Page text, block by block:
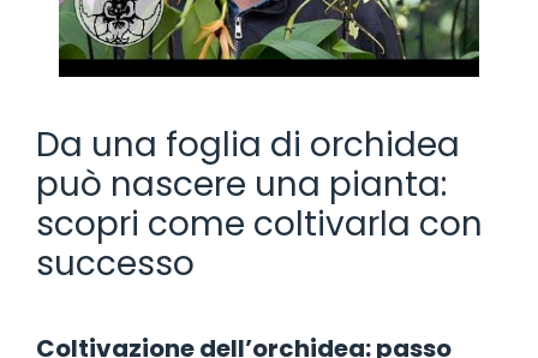
Da una foglia di orchidea
può nascere una pianta:
scopri come coltivarla con
successo
Coltivazione dell’orchidea: passo